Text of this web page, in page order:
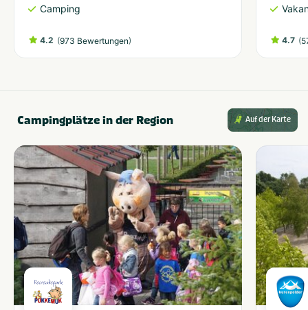
Camping
4.2 (973 Bewertungen) 4.7 (
Campingplätze in der Region Auf der Karte